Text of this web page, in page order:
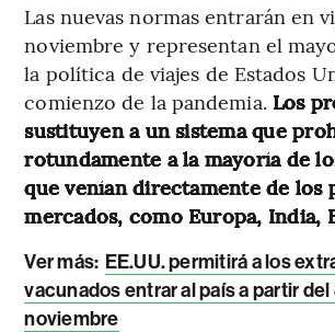
Las nuevas normas entrarán en
noviembre y representan el
la política de viajes de Estados
comienzo de la pandemia. Los
sustituyen a un sistema que
rotundamente a la mayoría de
que venían directamente de los
mercados, como Europa, India,
Ver más: EE.UU. permitirá a los
vacunados entrar al país a partir del
noviembre